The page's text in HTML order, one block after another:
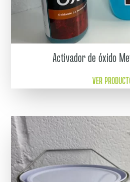
Activador de óxido
VER